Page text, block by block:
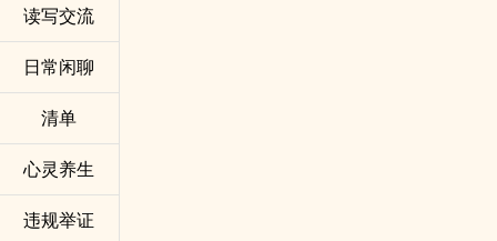
读写交流
日常闲聊
清单
心灵养生
违规举证